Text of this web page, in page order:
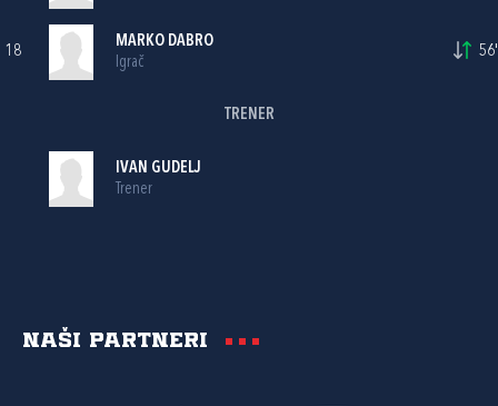
18
MARKO DABRO
Igrač
56'
TRENER
IVAN GUDELJ
Trener
Naši partneri